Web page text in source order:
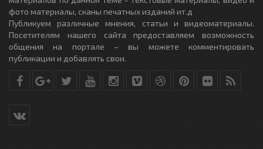
фото материалы, сканы печатных изданий ит.д
Публикуем различные мнения, статьи и видеоматериалы.
Посетителям нашего сайта предоставляем возможность
общения на портале – вы можете комментировать
публикации и добавлять свои.